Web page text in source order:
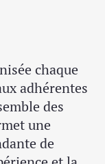
chaque
adhérentes
des
une
de